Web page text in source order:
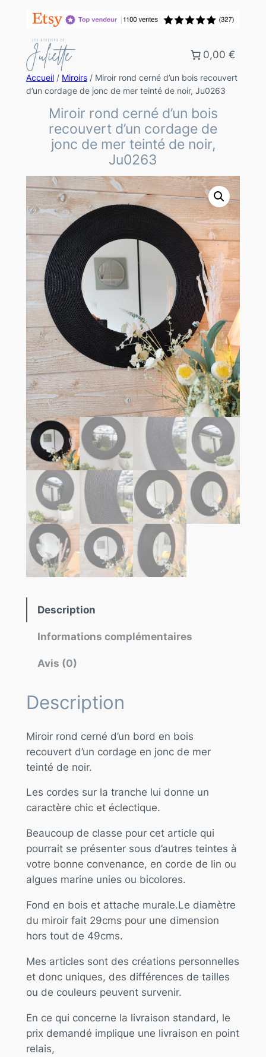
0,00 €
Accueil/ Miroirs/ Miroir rond cerné d’un bois recouvert
d’un cordage de jonc de mer teinté de noir, Ju0263
Miroir rond cerné d’un bois
recouvert d’un cordage de
jonc de mer teinté de noir,
Ju0263
Description
Informations complémentaires
Avis (0)
Description
Miroir rond cerné d’un bord en bois
recouvert d’un cordage en jonc de mer
teinté de noir.
Les cordes sur la tranche lui donne un
caractère chic et éclectique.
Beaucoup de classe pour cet article qui
pourrait se présenter sous d’autres teintes à
votre bonne convenance, en corde de lin ou
algues marine unies ou bicolores.
Fond en bois et attache murale.Le diamètre
du miroir fait 29cms pour une dimension
hors tout de 49cms.
Mes articles sont des créations personnelles
et donc uniques, des différences de tailles
ou de couleurs peuvent survenir.
En ce qui concerne la livraison standard, le
prix demandé implique une livraison en point
relais,